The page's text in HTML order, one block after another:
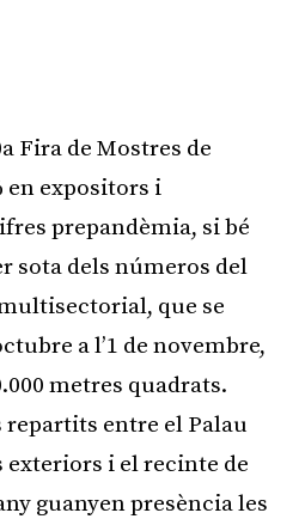
Fira de Mostres de
en expositors i
prepandèmia, si bé
sota dels números del
que se
a l’1 de novembre,
metres quadrats.
repartits entre el Palau
exteriors i el recinte de
guanyen presència les